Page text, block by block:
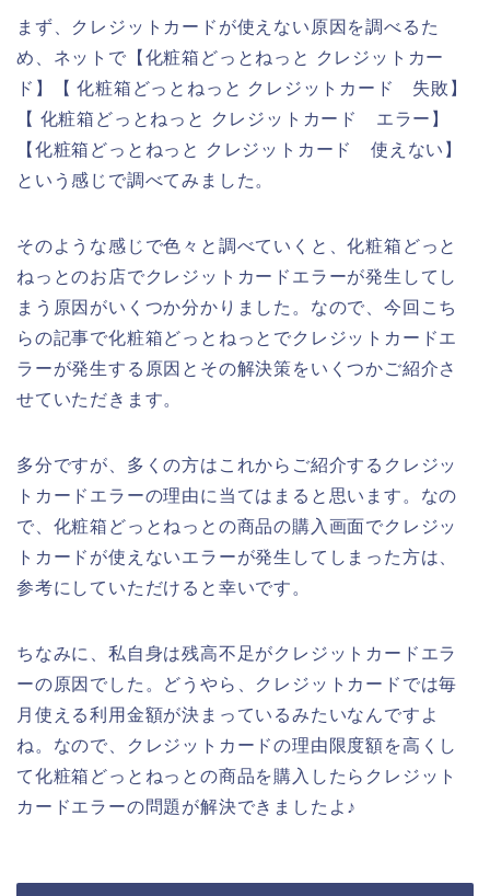
まず、クレジットカードが使えない原因を調べるた
め、ネットで【化粧箱どっとねっと クレジットカー
ド】【 化粧箱どっとねっと クレジットカード 失敗】
【 化粧箱どっとねっと クレジットカード エラー】
【化粧箱どっとねっと クレジットカード 使えない】
という感じで調べてみました。
そのような感じで色々と調べていくと、化粧箱どっと
ねっとのお店でクレジットカードエラーが発生してし
まう原因がいくつか分かりました。なので、今回こち
らの記事で化粧箱どっとねっとでクレジットカードエ
ラーが発生する原因とその解決策をいくつかご紹介さ
せていただきます。
多分ですが、多くの方はこれからご紹介するクレジッ
トカードエラーの理由に当てはまると思います。なの
で、化粧箱どっとねっとの商品の購入画面でクレジッ
トカードが使えないエラーが発生してしまった方は、
参考にしていただけると幸いです。
ちなみに、私自身は残高不足がクレジットカードエラ
ーの原因でした。どうやら、クレジットカードでは毎
月使える利用金額が決まっているみたいなんですよ
ね。なので、クレジットカードの理由限度額を高くし
て化粧箱どっとねっとの商品を購入したらクレジット
カードエラーの問題が解決できましたよ♪